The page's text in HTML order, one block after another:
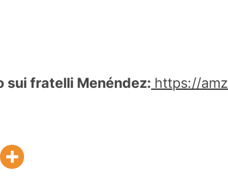
sui fratelli Menéndez: https://